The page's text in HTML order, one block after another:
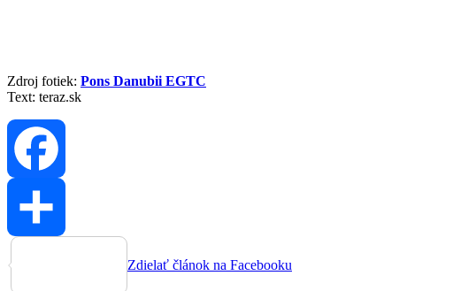
Zdroj fotiek: Pons Danubii EGTC
Text: teraz.sk
Facebook
Zdielať článok na Facebooku